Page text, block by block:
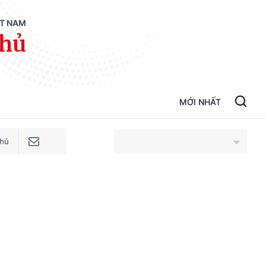
NAM
MỚI NHẤT